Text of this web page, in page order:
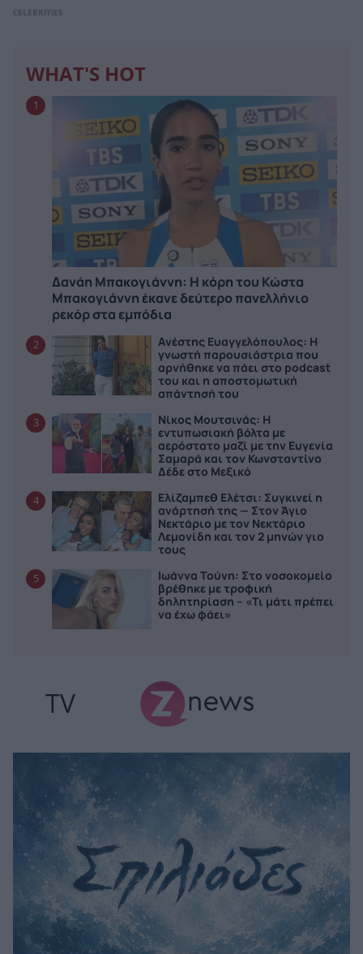
CELEBRITIES
WHAT'S HOT
1
Δανάη Μπακογιάννη: Η κόρη του Κώστα
Μπακογιάννη έκανε δεύτερο πανελλήνιο
ρεκόρ στα εμπόδια
2
Ανέστης Ευαγγελόπουλος: Η
γνωστή παρουσιάστρια που
αρνήθηκε να πάει στο podcast
του και η αποστομωτική
απάντησή του
3
Νίκος Μουτσινάς: Η
εντυπωσιακή βόλτα με
αερόστατο μαζί με την Ευγενία
Σαμαρά και τον Κωνσταντίνο
Δέδε στο Μεξικό
4
Ελίζαμπεθ Ελέτσι: Συγκινεί η
ανάρτησή της — Στον Άγιο
Νεκτάριο με τον Νεκτάριο
Λεμονίδη και τον 2 μηνών γιο
τους
5
Ιωάννα Τούνη: Στο νοσοκομείο
βρέθηκε με τροφική
δηλητηρίαση – «Τι μάτι πρέπει
να έχω φάει»
TV